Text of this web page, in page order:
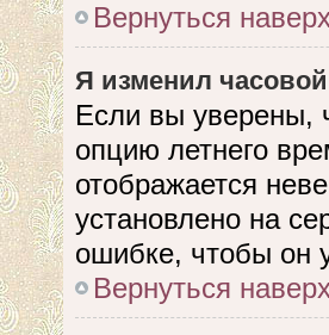
Вернуться
Я изменил
Если вы уверены,
опцию летнего
отображается
установлено на
ошибке, чтобы он
Вернуться